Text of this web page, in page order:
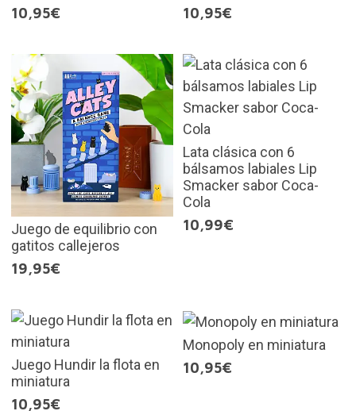
10,95€
10,95€
Juego de equilibrio con
gatitos callejeros
19,95€
Lata clásica con 6
bálsamos labiales Lip
Smacker sabor Coca-
Cola
10,99€
Juego Hundir la flota en
miniatura
10,95€
Monopoly en miniatura
10,95€